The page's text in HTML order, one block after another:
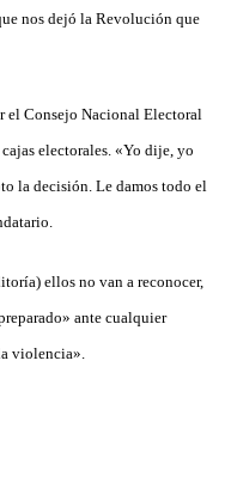
nos dejó la Revolución que
el Consejo Nacional Electoral
electorales. «Yo dije, yo
la decisión. Le damos todo el
ellos no van a reconocer,
ante cualquier
violencia».